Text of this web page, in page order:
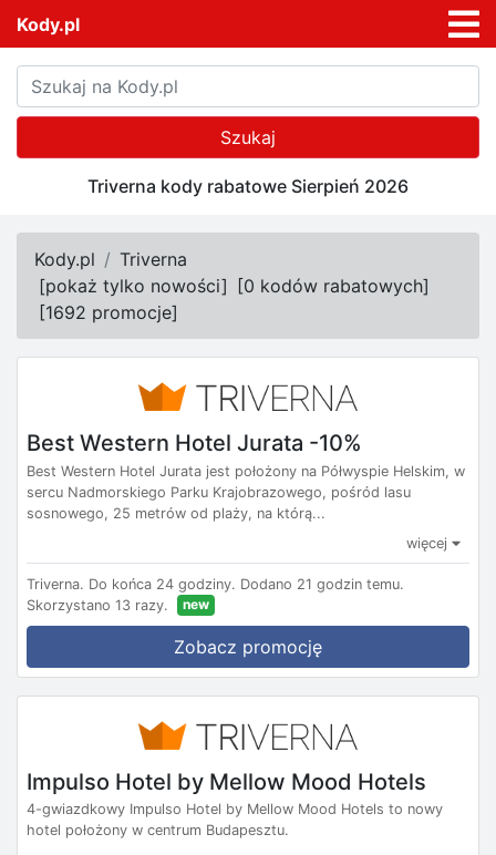
Kody.pl
Szukaj
Triverna kody rabatowe Sierpień 2026
Kody.pl
Triverna
[pokaż tylko nowości] [0 kodów rabatowych]
[1692 promocje]
Best Western Hotel Jurata -10%
Best Western Hotel Jurata jest położony na Półwyspie Helskim, w
sercu Nadmorskiego Parku Krajobrazowego, pośród lasu
sosnowego, 25 metrów od plaży, na którą...
więcej
Triverna. Do końca 24 godziny. Dodano 21 godzin temu.
Skorzystano 13 razy.
new
Zobacz promocję
Impulso Hotel by Mellow Mood Hotels
4-gwiazdkowy Impulso Hotel by Mellow Mood Hotels to nowy
hotel położony w centrum Budapesztu.